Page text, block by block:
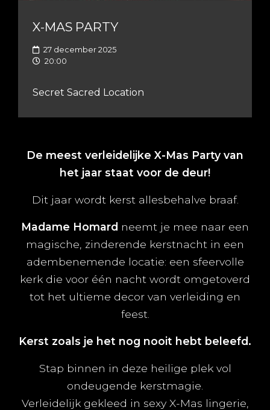
X-MAS PARTY
27 december 2025
20:00
Secret Sacred Location
De meest verleidelijke X-Mas Party van
het jaar staat voor de deur!
Dit jaar wordt kerst allesbehalve braaf.
Madame Homard neemt je mee naar een
magische, zinderende kerstnacht in een
adembenemende locatie: een sfeervolle
kerk die voor één nacht wordt omgetoverd
tot het ultieme decor van verleiding en
feest.
Kerst zoals je het nog nooit hebt beleefd.
Stap binnen in deze heilige plek vol
ondeugende kerstmagie.
Verleidelijk gekleed in sexy X-Mas lingerie,